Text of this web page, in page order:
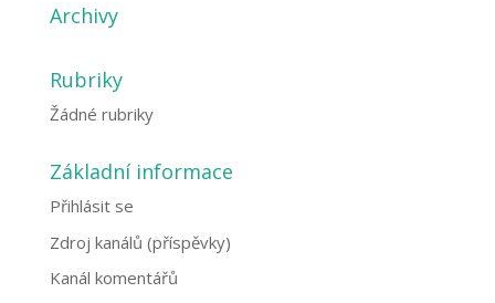
Archivy
Rubriky
Žádné rubriky
Základní informace
Přihlásit se
Zdroj kanálů (příspěvky)
Kanál komentářů